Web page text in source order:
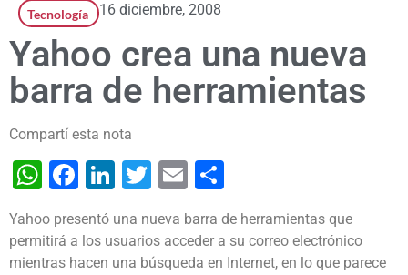
Tecnología 16 diciembre, 2008
Yahoo crea una nueva
barra de herramientas
Compartí esta nota
WhatsApp
Facebook
LinkedIn
Twitter
Email
Yahoo presentó una nueva barra de herramientas que
permitirá a los usuarios acceder a su correo electrónico
mientras hacen una búsqueda en Internet, en lo que parece